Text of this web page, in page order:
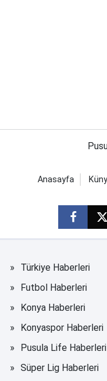
Anasayfa
Türkiye Haberleri
Futbol Haberleri
Konya Haberleri
Konyaspor Haberleri
Pusula Life Haberleri
Süper Lig Haberleri